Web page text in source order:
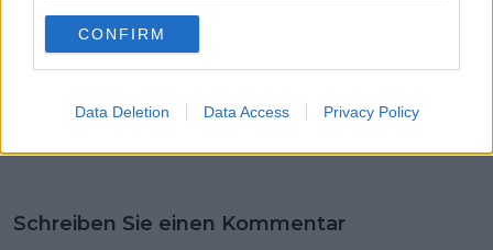
CONFIRM
Data Deletion Data Access Privacy Policy
Schreiben Sie einen Kommentar